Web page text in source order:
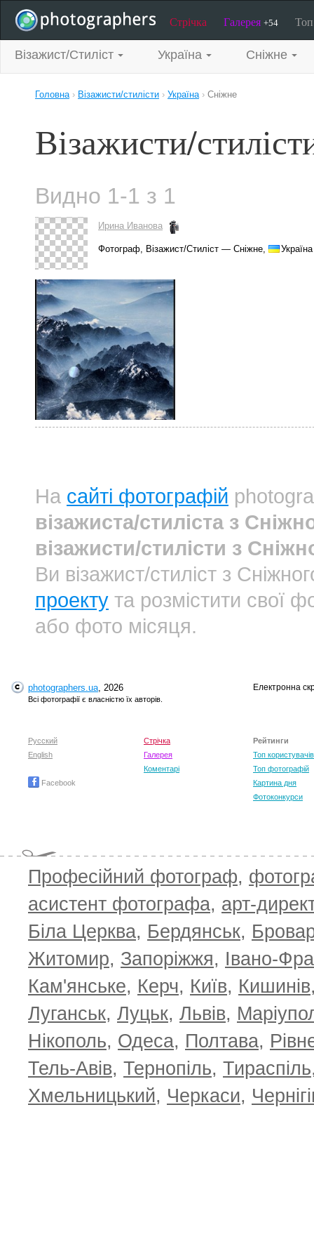
Стрічка Галерея +54
Візажист/Стиліст Україна Сніжне
Головна› Візажисти/стилісти › Україна› Сніжне
Візажисти/
Видно 1-1 з 1
Ирина Иванова
Фотограф, Візажист/Стиліст — Сніжне, Україна
На сайті фотографій
візажиста/стиліста з
візажисти/стилісти з
Ви візажист/стиліст з
проекту та розмістити свої
або фото місяця.
photographers.ua, 2026
Всі фотографії є власністю їх авторів.
Електронна
Русский
English
Facebook
Стрічка
Галерея
Коментарі
Рейтинги
Топ користувачів
Топ фотографій
Картина дня
Фотоконкурси
Професійний фотограф,
асистент фотографа, арт-
Біла Церква, Бердянськ,
Житомир, Запоріжжя, Івано-
Кам'янське, Керч, Київ, Кишинів
Луганськ, Луцьк, Львів,
Нікополь, Одеса, Полтава,
Тель-Авів, Тернопіль, Тираспіль
Хмельницький, Черкаси,